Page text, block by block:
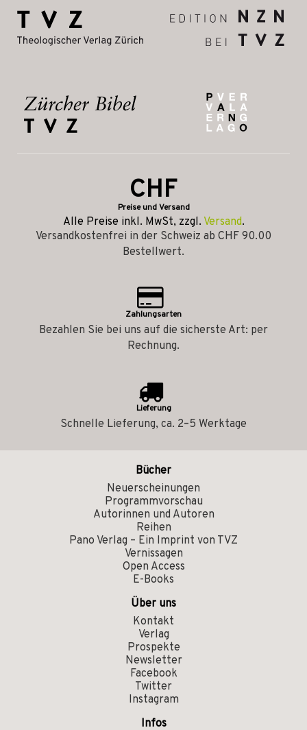
CHF
Preise und Versand
Alle Preise inkl. MwSt, zzgl. Versand.
Versandkostenfrei in der Schweiz ab CHF 90.00
Bestellwert.
Zahlungsarten
Bezahlen Sie bei uns auf die sicherste Art: per
Rechnung.
Lieferung
Schnelle Lieferung, ca. 2–5 Werktage
Bücher
Neuerscheinungen
Programmvorschau
Autorinnen und Autoren
Reihen
Pano Verlag – Ein Imprint von TVZ
Vernissagen
Open Access
E-Books
Über uns
Kontakt
Verlag
Prospekte
Newsletter
Facebook
Twitter
Instagram
Infos